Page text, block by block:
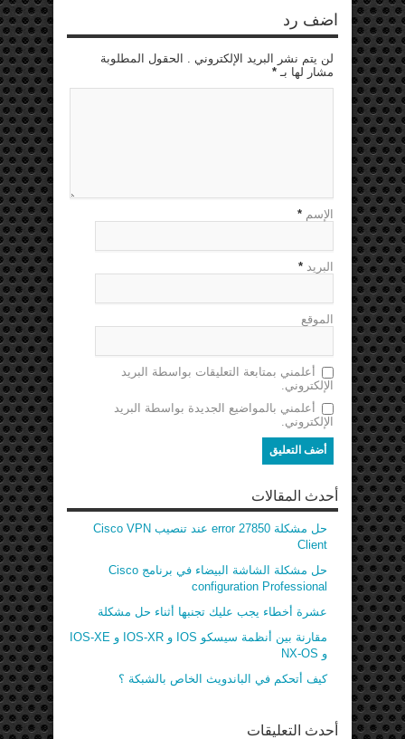
اضف رد
لن يتم نشر البريد الإلكتروني . الحقول المطلوبة
مشار لها بـ *
الإسم *
البريد *
الموقع
أعلمني بمتابعة التعليقات بواسطة البريد
الإلكتروني.
أعلمني بالمواضيع الجديدة بواسطة البريد
الإلكتروني.
أحدث المقالات
حل مشكلة error 27850 عند تنصيب Cisco VPN
Client
حل مشكلة الشاشة البيضاء في برنامج Cisco
configuration Professional
عشرة أخطاء يجب عليك تجنبها أثناء حل مشكلة
مقارنة بين أنظمة سيسكو IOS و IOS-XR و IOS-XE
و NX-OS
كيف أتحكم في الباندويث الخاص بالشبكة ؟
أحدث التعليقات